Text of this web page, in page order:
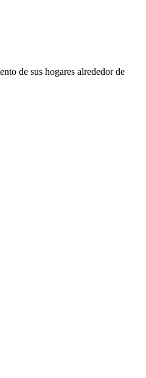
de sus hogares alrededor de